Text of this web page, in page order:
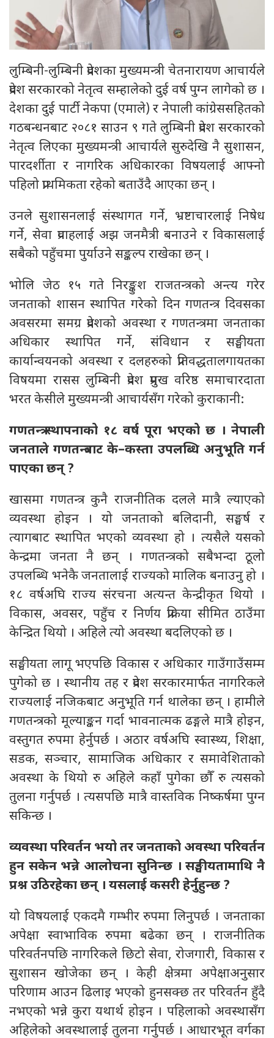
लुम्बिनी-लुम्बिनी प्रदेशका मुख्यमन्त्री चेतनारायण आचार्यले
प्रदेश सरकारको नेतृत्व सम्हालेको दुई वर्ष पुग्न लागेको छ ।
देशका दुई पार्टी नेकपा (एमाले) र नेपाली कांग्रेससहितको
गठबन्धनबाट २०८१ साउन ९ गते लुम्बिनी प्रदेश सरकारको
नेतृत्व लिएका मुख्यमन्त्री आचार्यले सुरुदेखि नै सुशासन,
पारदर्शीता र नागरिक अधिकारका विषयलाई आफ्नो
पहिलो प्राथमिकता रहेको बताउँदै आएका छन् ।
उनले सुशासनलाई संस्थागत गर्ने, भ्रष्टाचारलाई निषेध
गर्ने, सेवा प्रवाहलाई अझ जनमैत्री बनाउने र विकासलाई
सबैको पहुँचमा पुर्याउने सङ्कल्प राखेका छन् ।
भोलि जेठ १५ गते निरङ्कुश राजतन्त्रको अन्त्य गरेर
जनताको शासन स्थापित गरेको दिन गणतन्त्र दिवसका
अवसरमा समग्र प्रदेशको अवस्था र गणतन्त्रमा जनताका
अधिकार स्थापित गर्ने, संविधान र सङ्घीयता
कार्यान्वयनको अवस्था र दलहरुको प्रतिवद्धतालगायतका
विषयमा रासस लुम्बिनी प्रदेश प्रमुख वरिष्ठ समाचारदाता
भरत केसीले मुख्यमन्त्री आचार्यसँग गरेको कुराकानी:
गणतन्त्र स्थापनाको १८ वर्ष पूरा भएको छ । नेपाली
जनताले गणतन्त्रबाट के–कस्ता उपलब्धि अनुभूति गर्न
पाएका छन् ?
खासमा गणतन्त्र कुनै राजनीतिक दलले मात्रै ल्याएको
व्यवस्था होइन । यो जनताको बलिदानी, सङ्घर्ष र
त्यागबाट स्थापित भएको व्यवस्था हो । त्यसैले यसको
केन्द्रमा जनता नै छन् । गणतन्त्रको सबैभन्दा ठूलो
उपलब्धि भनेकै जनतालाई राज्यको मालिक बनाउनु हो ।
१८ वर्षअघि राज्य संरचना अत्यन्त केन्द्रीकृत थियो ।
विकास, अवसर, पहुँच र निर्णय प्रक्रिया सीमित ठाउँमा
केन्द्रित थियो । अहिले त्यो अवस्था बदलिएको छ ।
सङ्घीयता लागू भएपछि विकास र अधिकार गाउँगाउँसम्म
पुगेको छ । स्थानीय तह र प्रदेश सरकारमार्फत नागरिकले
राज्यलाई नजिकबाट अनुभूति गर्न थालेका छन् । हामीले
गणतन्त्रको मूल्याङ्कन गर्दा भावनात्मक ढङ्गले मात्रै होइन,
वस्तुगत रुपमा हेर्नुपर्छ । अठार वर्षअघि स्वास्थ्य, शिक्षा,
सडक, सञ्चार, सामाजिक अधिकार र समावेशिताको
अवस्था के थियो रु अहिले कहाँ पुगेका छौँ रु त्यसको
तुलना गर्नुपर्छ । त्यसपछि मात्रै वास्तविक निष्कर्षमा पुग्न
सकिन्छ ।
व्यवस्था परिवर्तन भयो तर जनताको अवस्था परिवर्तन
हुन सकेन भन्ने आलोचना सुनिन्छ । सङ्घीयतामाथि नै
प्रश्न उठिरहेका छन् । यसलाई कसरी हेर्नुहुन्छ ?
यो विषयलाई एकदमै गम्भीर रुपमा लिनुपर्छ । जनताका
अपेक्षा स्वाभाविक रुपमा बढेका छन् । राजनीतिक
परिवर्तनपछि नागरिकले छिटो सेवा, रोजगारी, विकास र
सुशासन खोजेका छन् । केही क्षेत्रमा अपेक्षाअनुसार
परिणाम आउन ढिलाइ भएको हुनसक्छ तर परिवर्तन हुँदै
नभएको भन्ने कुरा यथार्थ होइन । पहिलाको अवस्थासँग
अहिलेको अवस्थालाई तुलना गर्नुपर्छ । आधारभूत वर्गका